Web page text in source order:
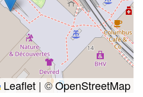
Leaflet | ©OpenStreetMap